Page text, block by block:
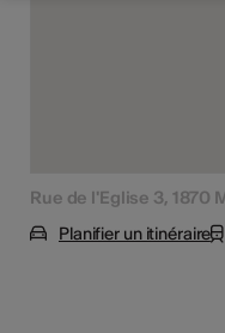
Rue de l'Eglise 3, 1870
Planifier un itinéraire